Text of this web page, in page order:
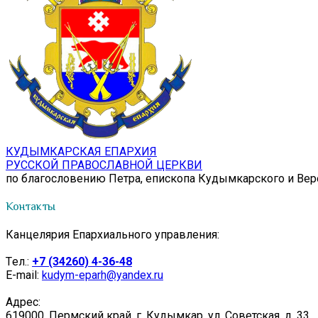
КУДЫМКАРСКАЯ ЕПАРХИЯ
РУССКОЙ ПРАВОСЛАВНОЙ ЦЕРКВИ
по благословению Петра, епископа Кудымкарского и
Контакты
Канцелярия Епархиального управления:
Tел.: +7 (34260) 4-36-48
E-mail: kudym-eparh@yandex.ru
Адрес: